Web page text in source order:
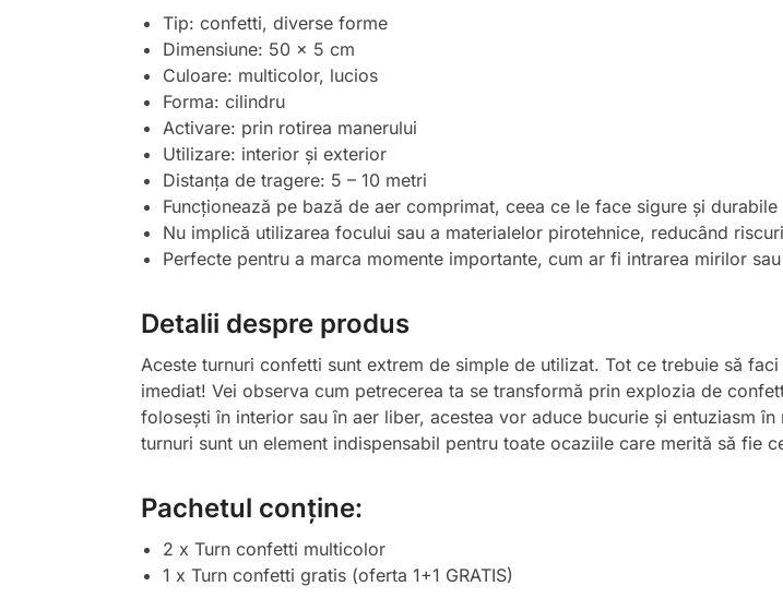
Tip: confetti, diverse forme
Dimensiune: 50 x 5 cm
Culoare: multicolor, lucios
Forma: cilindru
Activare: prin rotirea manerului
Utilizare: interior și exterior
Distanța de tragere: 5 – 10 metri
Funcționează pe bază de aer comprimat, ceea ce le face sigure și durabile
Nu implică utilizarea focului sau a materialelor pirotehnice, reducând
Perfecte pentru a marca momente importante, cum ar fi intrarea mirilor
Detalii despre produs
Aceste turnuri confetti sunt extrem de simple de utilizat. Tot ce trebuie să
imediat! Vei observa cum petrecerea ta se transformă prin explozia de
folosești în interior sau în aer liber, acestea vor aduce bucurie și entuziasm
turnuri sunt un element indispensabil pentru toate ocaziile care merită să fie
Pachetul conține:
2 x Turn confetti multicolor
1 x Turn confetti gratis (oferta 1+1 GRATIS)